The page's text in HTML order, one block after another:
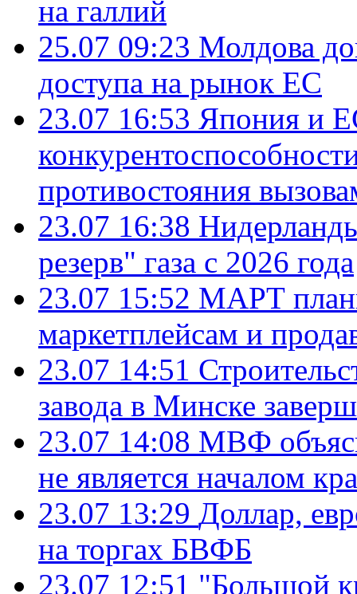
на галлий
25.07 09:23 Молдова
доступа на рынок ЕС
23.07 16:53 Япония и
противостояния
23.07 16:38
резерв" газа с 2026 года
23.07 15:52 МАРТ
маркетплейсам и
23.07 14:51
завода в Минске
23.07 14:08 МВФ
не является началом
23.07 13:29 Доллар,
на торгах БВФБ
23.07 12:51 "Большой